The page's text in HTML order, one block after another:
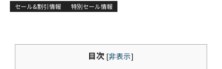
セール&割引情報 特別セール情報
目次 [非表示]